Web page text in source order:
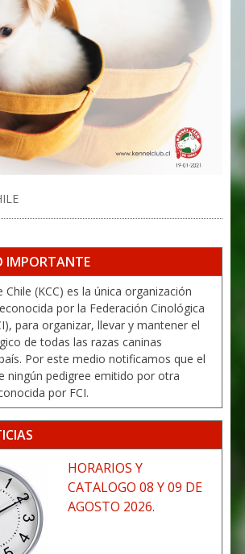
IMPORTANTE
Chile (KCC) es la única organización
por la Federación Cinológica
para organizar, llevar y mantener el
de todas las razas caninas
Por este medio notificamos que el
ningún pedigree emitido por otra
por FCI.
HORARIOS Y
CATALOGO 08 Y 09 DE
AGOSTO 2026.